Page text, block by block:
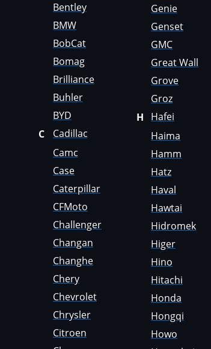
Geely
Gehl
Genie
Genset
GMC
Great Wall
Grove
Hafei
Haima
Hamm
Hatz
Haval
Hawtai
Hidromek
Bentley
BMW
BobCat
Bomag
Brilliance
Buhler
BYD
C
Cadillac
Camc
Case
Caterpillar
CFMoto
Challenger
Changan
Changhe
Chery
Chevrolet
Chrysler
Citroen
Genie
Genset
GMC
Great Wall
Grove
Groz
H
Hafei
Haima
Hamm
Hatz
Haval
Hawtai
Hidromek
Higer
Hino
Hitachi
Honda
Hongqi
Howo